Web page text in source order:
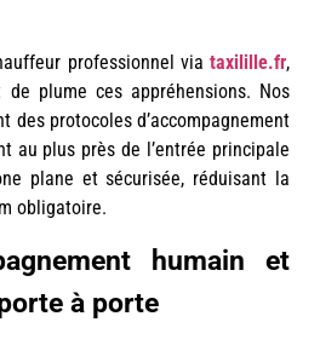
professionnel via taxilille.fr,
plume ces appréhensions. Nos
des protocoles d’accompagnement
au plus près de l’entrée principale
plane et sécurisée, réduisant la
obligatoire.
humain et
à porte